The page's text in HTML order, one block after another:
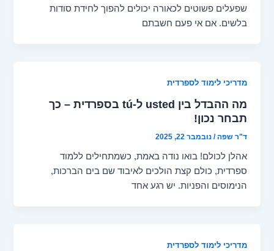
שפעלים פשוטים לכאורה יכולים להפוך לחידת סודות
בלשים. אם אי פעם חשבתם
מדריכי לימוד לספרדית
מה ההבדל בין usted ל-tú בספרדית – כך
תבחר נכון!
ד"ר שפה/נובמבר 22, 2025
אהלן לכולם! בואו נודה באמת, כשמתחילים ללמוד
ספרדית, כולם קצת הולכים לאיבוד שם בים הברכות,
הנימוסים והפניות. יש רגע אחד
מדריכי לימוד לספרדית